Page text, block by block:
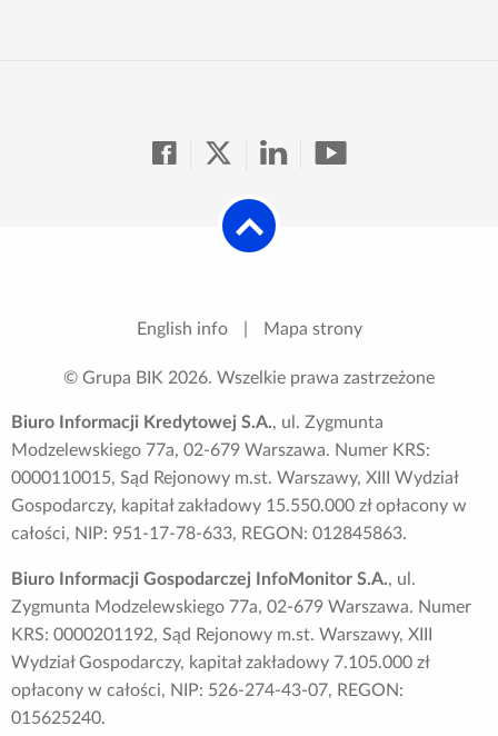
English info Mapa strony
© Grupa BIK 2026. Wszelkie prawa zastrzeżone
Biuro Informacji Kredytowej S.A., ul. Zygmunta
Modzelewskiego 77a, 02-679 Warszawa. Numer KRS:
0000110015, Sąd Rejonowy m.st. Warszawy, XIII Wydział
Gospodarczy, kapitał zakładowy 15.550.000 zł opłacony w
całości, NIP: 951-17-78-633, REGON: 012845863.
Biuro Informacji Gospodarczej InfoMonitor S.A., ul.
Zygmunta Modzelewskiego 77a, 02-679 Warszawa. Numer
KRS: 0000201192, Sąd Rejonowy m.st. Warszawy, XIII
Wydział Gospodarczy, kapitał zakładowy 7.105.000 zł
opłacony w całości, NIP: 526-274-43-07, REGON:
015625240.